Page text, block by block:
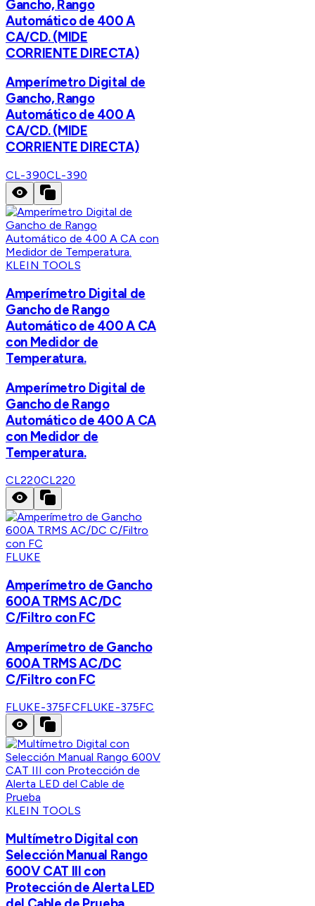
Gancho, Rango
Automático de 400 A
CA/CD. (MIDE
CORRIENTE DIRECTA)
Amperímetro Digital de
Gancho, Rango
Automático de 400 A
CA/CD. (MIDE
CORRIENTE DIRECTA)
CL-390CL-390
KLEIN TOOLS
Amperímetro Digital de
Gancho de Rango
Automático de 400 A CA
con Medidor de
Temperatura.
Amperímetro Digital de
Gancho de Rango
Automático de 400 A CA
con Medidor de
Temperatura.
CL220CL220
FLUKE
Amperímetro de Gancho
600A TRMS AC/DC
C/Filtro con FC
Amperímetro de Gancho
600A TRMS AC/DC
C/Filtro con FC
FLUKE-375FCFLUKE-375FC
KLEIN TOOLS
Multímetro Digital con
Selección Manual Rango
600V CAT III con
Protección de Alerta LED